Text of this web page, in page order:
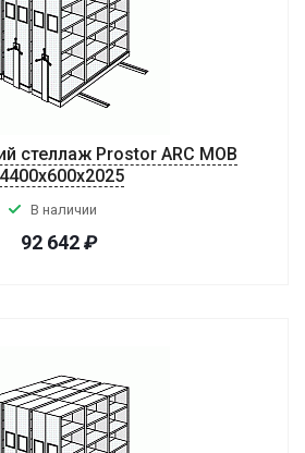
стеллаж Prostor ARC MOB
4400x600x2025
В наличии
92 642₽